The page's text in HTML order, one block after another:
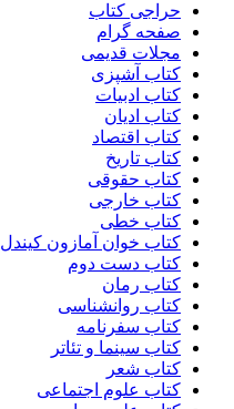
حراجی کتاب
صفحه گرام
مجلات قدیمی
کتاب آشپزی
کتاب ادبیات
کتاب ادیان
کتاب اقتصاد
کتاب تاریخ
کتاب حقوقی
کتاب خارجی
کتاب خطی
کتاب خوان آمازون کیندل
کتاب دست دوم
کتاب رمان
کتاب روانشناسی
کتاب سفرنامه
کتاب سینما و تئاتر
کتاب شعر
کتاب علوم اجتماعی